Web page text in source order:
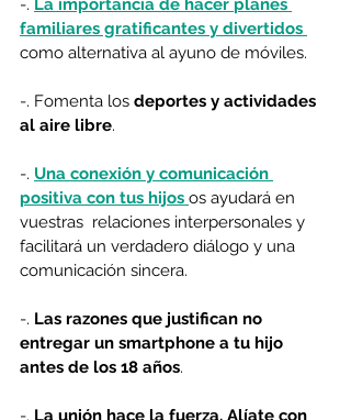
-. La importancia de hacer planes
familiares gratificantes y divertidos
como alternativa al ayuno de móviles.
-. Fomenta los deportes y actividades
al aire libre.
-. Una conexión y comunicación
positiva con tus hijos os ayudará en
vuestras  relaciones interpersonales y
facilitará un verdadero diálogo y una
comunicación sincera.
-. Las razones que justifican no
entregar un smartphone a tu hijo
antes de los 18 años.
-. La unión hace la fuerza. Alíate con